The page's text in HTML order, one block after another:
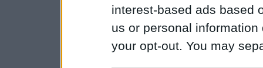
interest-based ads based
us or personal
your opt-out. You may